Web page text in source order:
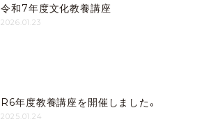
令和7年度文化教養講座
2026.01.23
R6年度教養講座を開催しました。
2025.01.24